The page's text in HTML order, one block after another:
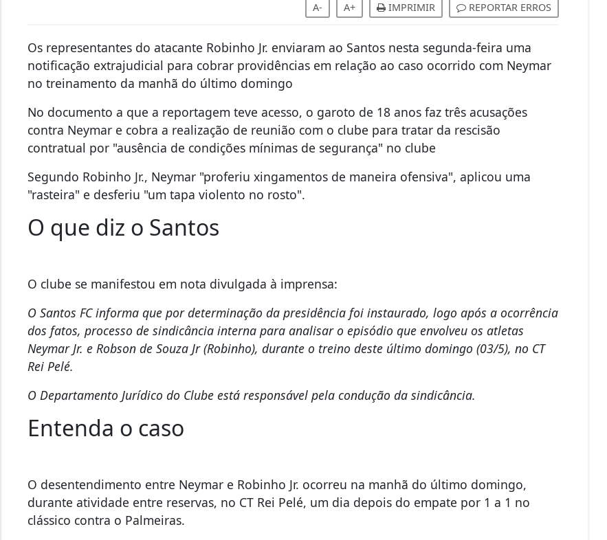
A- A+ IMPRIMIR REPORTAR ERROS
Os representantes do atacante Robinho Jr. enviaram ao Santos nesta segunda-feira uma
notificação extrajudicial para cobrar providências em relação ao caso ocorrido com Neymar
no treinamento da manhã do último domingo
No documento a que a reportagem teve acesso, o garoto de 18 anos faz três acusações
contra Neymar e cobra a realização de reunião com o clube para tratar da rescisão
contratual por "ausência de condições mínimas de segurança" no clube
Segundo Robinho Jr., Neymar "proferiu xingamentos de maneira ofensiva", aplicou uma
"rasteira" e desferiu "um tapa violento no rosto".
O que diz o Santos
O clube se manifestou em nota divulgada à imprensa:
O Santos FC informa que por determinação da presidência foi instaurado, logo após a ocorrência
dos fatos, processo de sindicância interna para analisar o episódio que envolveu os atletas
Neymar Jr. e Robson de Souza Jr (Robinho), durante o treino deste último domingo (03/5), no CT
Rei Pelé.
O Departamento Jurídico do Clube está responsável pela condução da sindicância.
Entenda o caso
O desentendimento entre Neymar e Robinho Jr. ocorreu na manhã do último domingo,
durante atividade entre reservas, no CT Rei Pelé, um dia depois do empate por 1 a 1 no
clássico contra o Palmeiras.